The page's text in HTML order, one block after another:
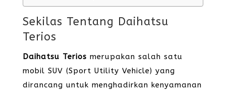
Sekilas Tentang Daihatsu
Terios
Daihatsu Terios merupakan salah satu
mobil SUV (Sport Utility Vehicle) yang
dirancang untuk menghadirkan kenyamanan